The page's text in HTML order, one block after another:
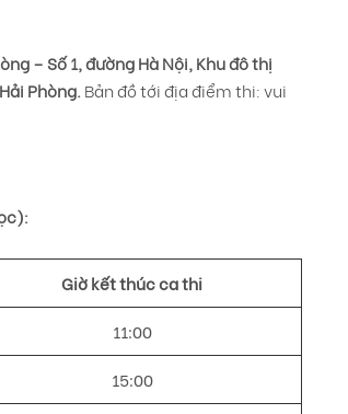
– Số 1, đường Hà Nội, Khu đô thị
Phòng. Bản đồ tới địa điểm thi: vui
Giờ kết thúc ca thi
11:00
15:00